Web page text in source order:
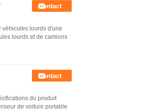
Contact
véhicules lourds d'une
lourds et de camions
Contact
du produit
de voiture portable